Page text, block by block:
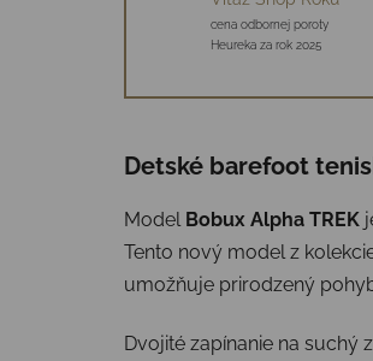
cena odbornej poroty
Heureka za rok 2025
Detské barefoot
Model Bobux Alpha TREK
Tento nový model z
umožňuje prirodzený
Dvojité zapínanie na suchý